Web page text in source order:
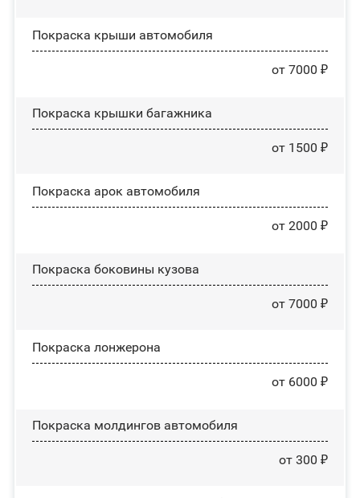
Покраска крыши автомобиля
от 7000 ₽
Покраска крышки багажника
от 1500 ₽
Покраска арок автомобиля
от 2000 ₽
Покраска боковины кузова
от 7000 ₽
Покраска лонжерона
от 6000 ₽
Покраска молдингов автомобиля
от 300 ₽